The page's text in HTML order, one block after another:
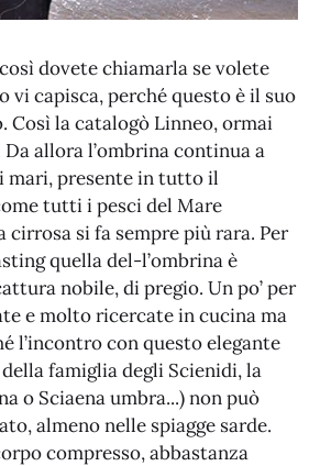
dovete chiamarla se volete
vi capisca, perché questo è il suo
Così la catalogò Linneo, ormai
allora l’ombrina continua a
mari, presente in tutto il
tutti i pesci del Mare
cirrosa si fa sempre più rara. Per
quella del-l’ombrina è
nobile, di pregio. Un po’ per
e molto ricercate in cucina ma
l’incontro con questo elegante
famiglia degli Scienidi, la
o Sciaena umbra...) non può
almeno nelle spiagge sarde.
compresso, abbastanza